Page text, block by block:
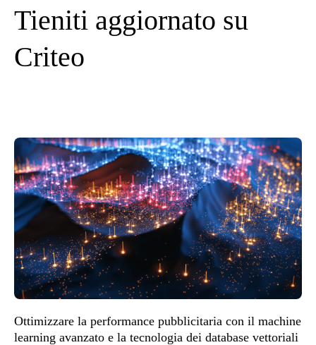
Tieniti aggiornato su
Criteo
Ottimizzare la performance pubblicitaria con il machine
learning avanzato e la tecnologia dei database vettoriali